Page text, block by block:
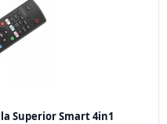
Superior Smart 4in1